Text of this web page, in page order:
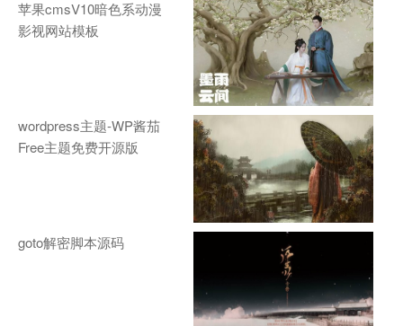
苹果cmsV10暗色系动漫
影视网站模板
wordpress主题-WP酱茄
Free主题免费开源版
goto解密脚本源码